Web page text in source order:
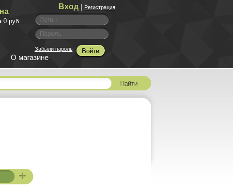
0 руб.
О магазине
Вход| Регистрация
Забыли пароль Войти
Найти